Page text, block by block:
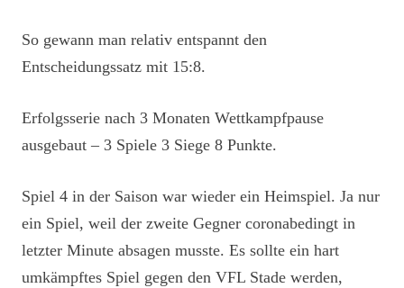
So gewann man relativ entspannt den
Entscheidungssatz mit 15:8.
Erfolgsserie nach 3 Monaten Wettkampfpause
ausgebaut – 3 Spiele 3 Siege 8 Punkte.
Spiel 4 in der Saison war wieder ein Heimspiel. Ja nur
ein Spiel, weil der zweite Gegner coronabedingt in
letzter Minute absagen musste. Es sollte ein hart
umkämpftes Spiel gegen den VFL Stade werden,